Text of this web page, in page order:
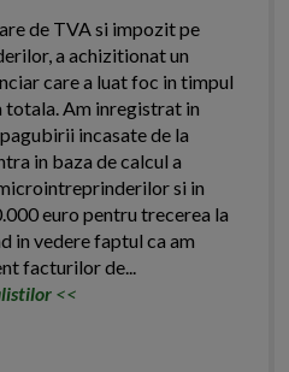
de TVA si impozit pe
a achizitionat un
care a luat foc in timpul
totala. Am inregistrat in
incasate de la
in baza de calcul a
si in
euro pentru trecerea la
in vedere faptul ca am
facturilor de...
<<